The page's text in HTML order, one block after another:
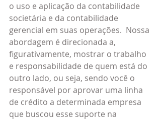
o uso e aplicação da contabilidade
societária e da contabilidade
gerencial em suas operações.  Nossa
abordagem é direcionada a,
figurativamente, mostrar o trabalho
e responsabilidade de quem está do
outro lado, ou seja, sendo você o
responsável por aprovar uma linha
de crédito a determinada empresa
que buscou esse suporte na